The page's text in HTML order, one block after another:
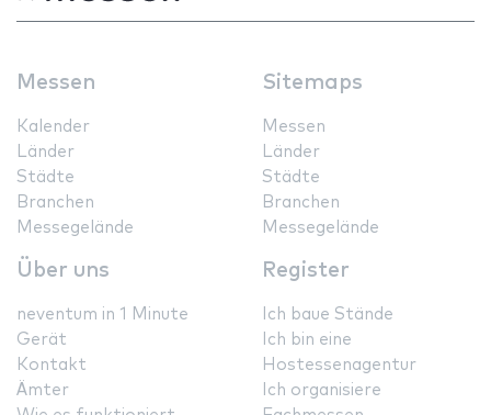
Messen
Kalender
Länder
Städte
Branchen
Messegelände
Sitemaps
Messen
Länder
Städte
Branchen
Messegelände
Über uns
neventum in 1 Minute
Gerät
Kontakt
Ämter
Register
Ich baue Stände
Ich bin eine
Hostessenagentur
Ich organisiere